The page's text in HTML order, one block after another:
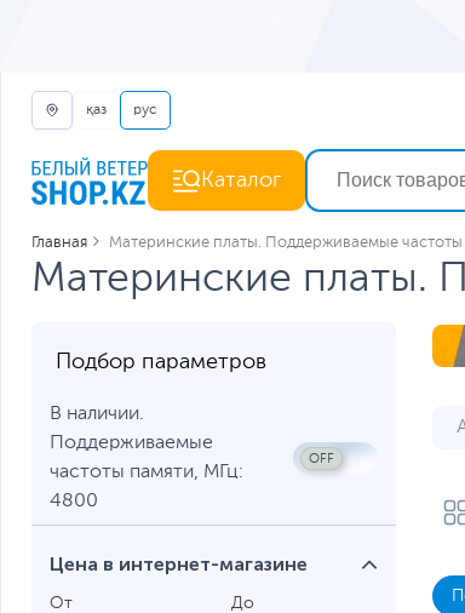
қаз рус
Каталог
Главная Материнские платы. Поддерживаемые
Материнские платы.
Подбор параметров
В наличии.
Поддерживаемые
частоты памяти, МГц:
4800
Цена в интернет-магазине
От До